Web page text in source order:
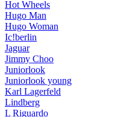
Hot Wheels
Hugo Man
Hugo Woman
Ic!berlin
Jaguar
Jimmy Choo
Juniorlook
Juniorlook young
Karl Lagerfeld
Lindberg
L Riguardo